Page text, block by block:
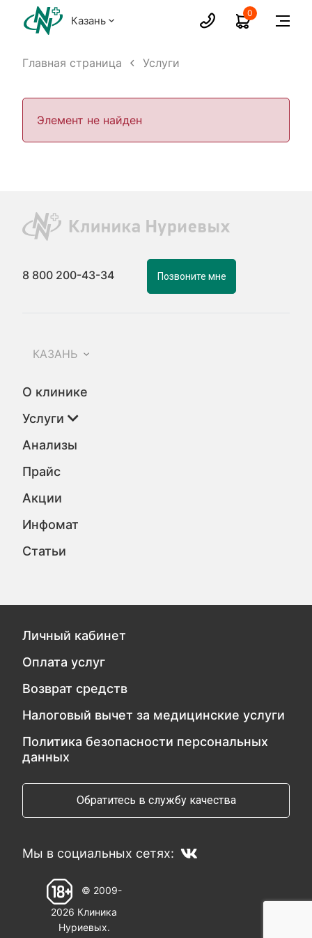
Казань
0
Главная страница Услуги
Элемент не найден
8 800 200-43-34 Позвоните мне
КАЗАНЬ
О клинике
Услуги
Анализы
Прайс
Акции
Инфомат
Статьи
Личный кабинет
Оплата услуг
Возврат средств
Налоговый вычет за медицинские услуги
Политика безопасности персональных
данных
Обратитесь в службу качества
Мы в социальных сетях:
© 2009-
2026 Клиника
Нуриевых.